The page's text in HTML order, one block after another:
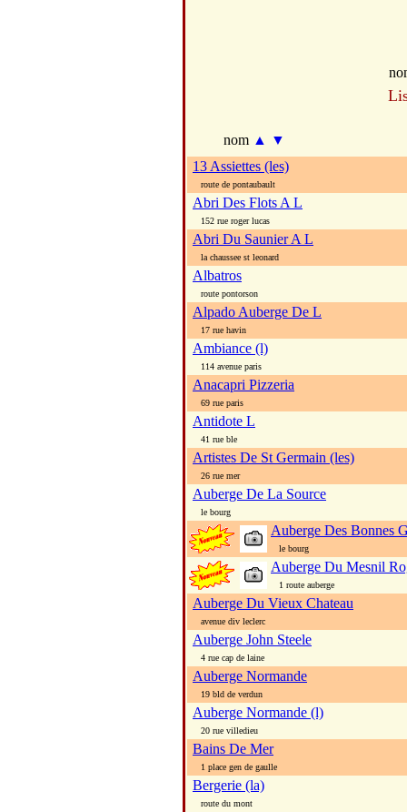
nom ▲
▼
13 Assiettes (les)
route de pontaubault
Abri Des Flots A L
152 rue roger lucas
Abri Du Saunier A L
la chaussee st leonard
Albatros
route pontorson
Alpado Auberge De L
17 rue havin
Ambiance (l)
114 avenue paris
Anacapri Pizzeria
69 rue paris
Antidote L
41 rue ble
Artistes De St Germain (les)
26 rue mer
Auberge De La Source
le bourg
Auberge Des Bonnes
le bourg
Auberge Du Mesnil
1 route auberge
Auberge Du Vieux Chateau
avenue div leclerc
Auberge John Steele
4 rue cap de laine
Auberge Normande
19 bld de verdun
Auberge Normande (l)
20 rue villedieu
Bains De Mer
1 place gen de gaulle
Bergerie (la)
route du mont